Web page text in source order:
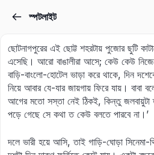
স্পটলাইট
ছোটনাগপুরের এই ছোট্ট শহরটায় পুজোর ছুটি
এসেছি। আরো বাঙালীরা আসে; কেউ কেউ
বাড়ি-বাংলো-হোটেল ভাড়া করে থাকে, দিন
নিয়ে আবার যে-যার জায়গায় ফিরে যায়। বাবা
আগের মতো সস্তা নেই ঠিকই, কিন্তু জলবায়ুটা
পড়ে গেছে সে কথা ত কেউ বলতে পারবে না।’
দলে ভারী হয়ে আসি, তাই গাড়ি-ঘোড়া সিনেমা-
Sign in
Don’t have an